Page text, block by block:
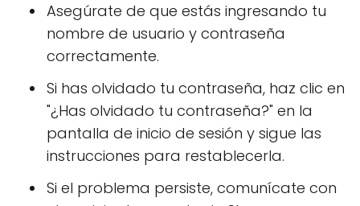
Asegúrate de que estás ingresando tu
nombre de usuario y contraseña
correctamente.
Si has olvidado tu contraseña, haz clic en
"¿Has olvidado tu contraseña?" en la
pantalla de inicio de sesión y sigue las
instrucciones para restablecerla.
Si el problema persiste, comunícate con